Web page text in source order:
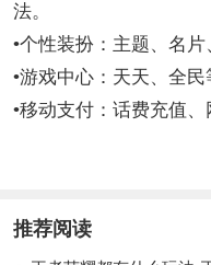
法。
•个性装扮：主题、名
•游戏中心：天天、全
•移动支付：话费充值
推荐阅读